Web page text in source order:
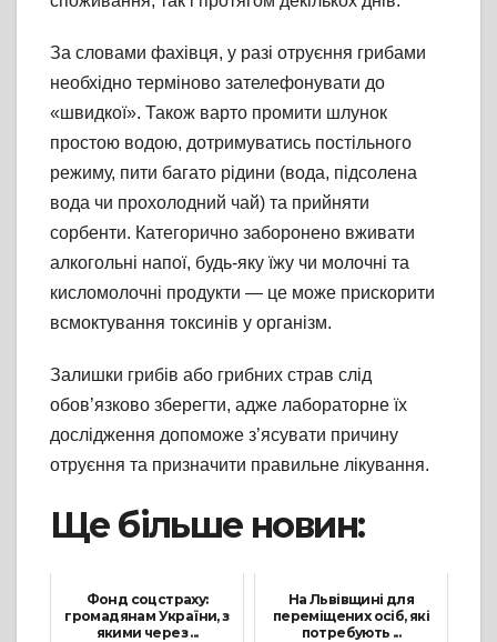
За словами фахівця, у разі отруєння грибами
необхідно терміново зателефонувати до
«швидкої». Також варто промити шлунок
простою водою, дотримуватись постільного
режиму, пити багато рідини (вода, підсолена
вода чи прохолодний чай) та прийняти
сорбенти. Категорично заборонено вживати
алкогольні напої, будь-яку їжу чи молочні та
кисломолочні продукти — це може прискорити
всмоктування токсинів у організм.
Залишки грибів або грибних страв слід
обов’язково зберегти, адже лабораторне їх
дослідження допоможе з’ясувати причину
отруєння та призначити правильне лікування.
Ще більше новин:
Фонд соцстраху:
громадянам України, з
якими через ...
На Львівщині для
переміщених осіб, які
потребують ...